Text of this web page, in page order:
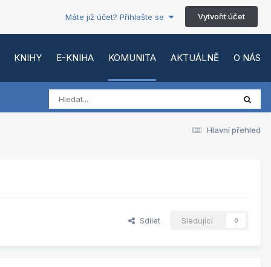
Máte již účet? Přihlašte se Vytvořit účet
KNIHY E-KNIHA KOMUNITA AKTUÁLNĚ O NÁS
Hlavní přehled
Sdílet Sledující 0